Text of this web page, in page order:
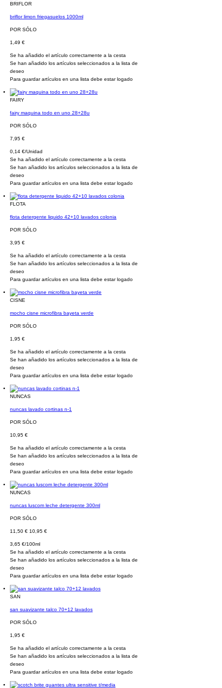
BRIFLOR
briflor limon friegasuelos 1000ml
POR SÓLO
1,49 €
Se ha añadido el artículo correctamente a la cesta
Se han añadido los artículos seleccionados a la lista de
deseo
Para guardar artículos en una lista debe estar logado
FAIRY
fairy maquina todo en uno 28+28u
POR SÓLO
7,95 €
0,14 €/Unidad
Se ha añadido el artículo correctamente a la cesta
Se han añadido los artículos seleccionados a la lista de
deseo
Para guardar artículos en una lista debe estar logado
FLOTA
flota detergente liquido 42+10 lavados colonia
POR SÓLO
3,95 €
Se ha añadido el artículo correctamente a la cesta
Se han añadido los artículos seleccionados a la lista de
deseo
Para guardar artículos en una lista debe estar logado
CISNE
mocho cisne microfibra bayeta verde
POR SÓLO
1,95 €
Se ha añadido el artículo correctamente a la cesta
Se han añadido los artículos seleccionados a la lista de
deseo
Para guardar artículos en una lista debe estar logado
NUNCAS
nuncas lavado cortinas n-1
POR SÓLO
10,95 €
Se ha añadido el artículo correctamente a la cesta
Se han añadido los artículos seleccionados a la lista de
deseo
Para guardar artículos en una lista debe estar logado
NUNCAS
nuncas luscom leche detergente 300ml
POR SÓLO
11,50 € 10,95 €
3,65 €/100ml
Se ha añadido el artículo correctamente a la cesta
Se han añadido los artículos seleccionados a la lista de
deseo
Para guardar artículos en una lista debe estar logado
SAN
san suavizante talco 70+12 lavados
POR SÓLO
1,95 €
Se ha añadido el artículo correctamente a la cesta
Se han añadido los artículos seleccionados a la lista de
deseo
Para guardar artículos en una lista debe estar logado